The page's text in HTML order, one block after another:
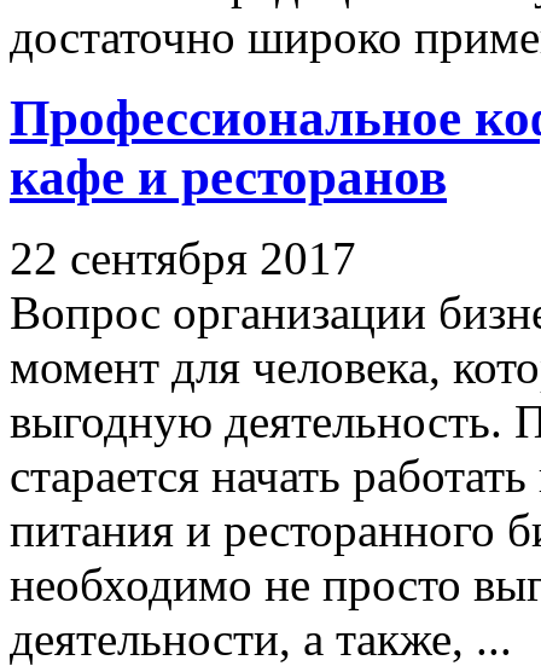
достаточно широко
Профессиональное
кафе и ресторанов
22 сентября 2017
Вопрос организации
момент для человека,
выгодную деятельность.
старается начать
питания и ресторанного
необходимо не просто
деятельности, а также, ...